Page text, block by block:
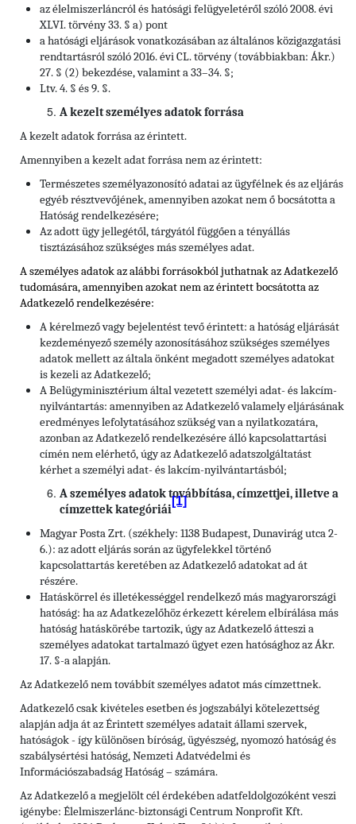
az élelmiszerláncról és hatósági felügyeletéről szóló 2008. évi
XLVI. törvény 33. § a) pont
a hatósági eljárások vonatkozásában az általános közigazgatási
rendtartásról szóló 2016. évi CL. törvény (továbbiakban: Ákr.)
27. § (2) bekezdése, valamint a 33–34. §;
Ltv. 4. § és 9. §.
A kezelt személyes adatok forrása
A kezelt adatok forrása az érintett.
Amennyiben a kezelt adat forrása nem az érintett:
Természetes személyazonosító adatai az ügyfélnek és az eljárás
egyéb résztvevőjének, amennyiben azokat nem ő bocsátotta a
Hatóság rendelkezésére;
Az adott ügy jellegétől, tárgyától függően a tényállás
tisztázásához szükséges más személyes adat.
A személyes adatok az alábbi forrásokból juthatnak az Adatkezelő
tudomására, amennyiben azokat nem az érintett bocsátotta az
Adatkezelő rendelkezésére:
A kérelmező vagy bejelentést tevő érintett: a hatóság eljárását
kezdeményező személy azonosításához szükséges személyes
adatok mellett az általa önként megadott személyes adatokat
is kezeli az Adatkezelő;
A Belügyminisztérium által vezetett személyi adat- és lakcím-
nyilvántartás: amennyiben az Adatkezelő valamely eljárásának
eredményes lefolytatásához szükség van a nyilatkozatára,
azonban az Adatkezelő rendelkezésére álló kapcsolattartási
címén nem elérhető, úgy az Adatkezelő adatszolgáltatást
kérhet a személyi adat- és lakcím-nyilvántartásból;
A személyes adatok továbbítása, címzettjei, illetve a
címzettek kategóriái
[1]
Magyar Posta Zrt. (székhely: 1138 Budapest, Dunavirág utca 2-
6.): az adott eljárás során az ügyfelekkel történő
kapcsolattartás keretében az Adatkezelő adatokat ad át
részére.
Hatáskörrel és illetékességgel rendelkező más magyarországi
hatóság: ha az Adatkezelőhöz érkezett kérelem elbírálása más
hatóság hatáskörébe tartozik, úgy az Adatkezelő átteszi a
személyes adatokat tartalmazó ügyet ezen hatósághoz az Ákr.
17. §-a alapján.
Az Adatkezelő nem továbbít személyes adatot más címzettnek.
Adatkezelő csak kivételes esetben és jogszabályi kötelezettség
alapján adja át az Érintett személyes adatait állami szervek,
hatóságok - így különösen bíróság, ügyészség, nyomozó hatóság és
szabálysértési hatóság, Nemzeti Adatvédelmi és
Információszabadság Hatóság – számára.
Az Adatkezelő a megjelölt cél érdekében adatfeldolgozóként veszi
igénybe: Élelmiszerlánc-biztonsági Centrum Nonprofit Kft.